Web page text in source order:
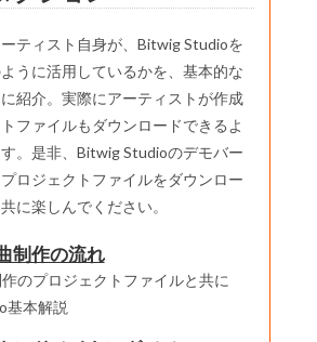
ティスト自身が、Bitwig Studioを
うに活用しているかを、基本的な
紹介。実際にアーティストが作成
ファイルもダウンロードできるよ
。是非、Bitwig Studioのデモバー
ロジェクトファイルをダウンロー
に楽しんでください。
制作の流れ
のプロジェクトファイルと共に
基本解説